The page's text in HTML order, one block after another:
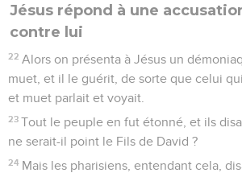
Jésus répond à une
contre lui
22 Alors on présenta à Jésus un
muet, et il le guérit, de sorte que celui
et muet parlait et voyait.
23 Tout le peuple en fut étonné, et ils
ne serait-il point le Fils de David ?
24 Mais les pharisiens, entendant cela,